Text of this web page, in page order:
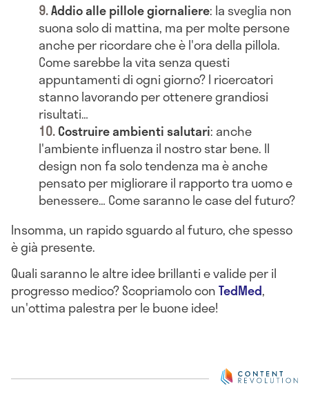
Addio alle pillole giornaliere: la sveglia non
suona solo di mattina, ma per molte persone
anche per ricordare che è l'ora della pillola.
Come sarebbe la vita senza questi
appuntamenti di ogni giorno? I ricercatori
stanno lavorando per ottenere grandiosi
risultati…
Costruire ambienti salutari: anche
l'ambiente influenza il nostro star bene. Il
design non fa solo tendenza ma è anche
pensato per migliorare il rapporto tra uomo e
benessere… Come saranno le case del futuro?
Insomma, un rapido sguardo al futuro, che spesso
è già presente.
Quali saranno le altre idee brillanti e valide per il
progresso medico? Scopriamolo conTedMed,
un'ottima palestra per le buone idee!